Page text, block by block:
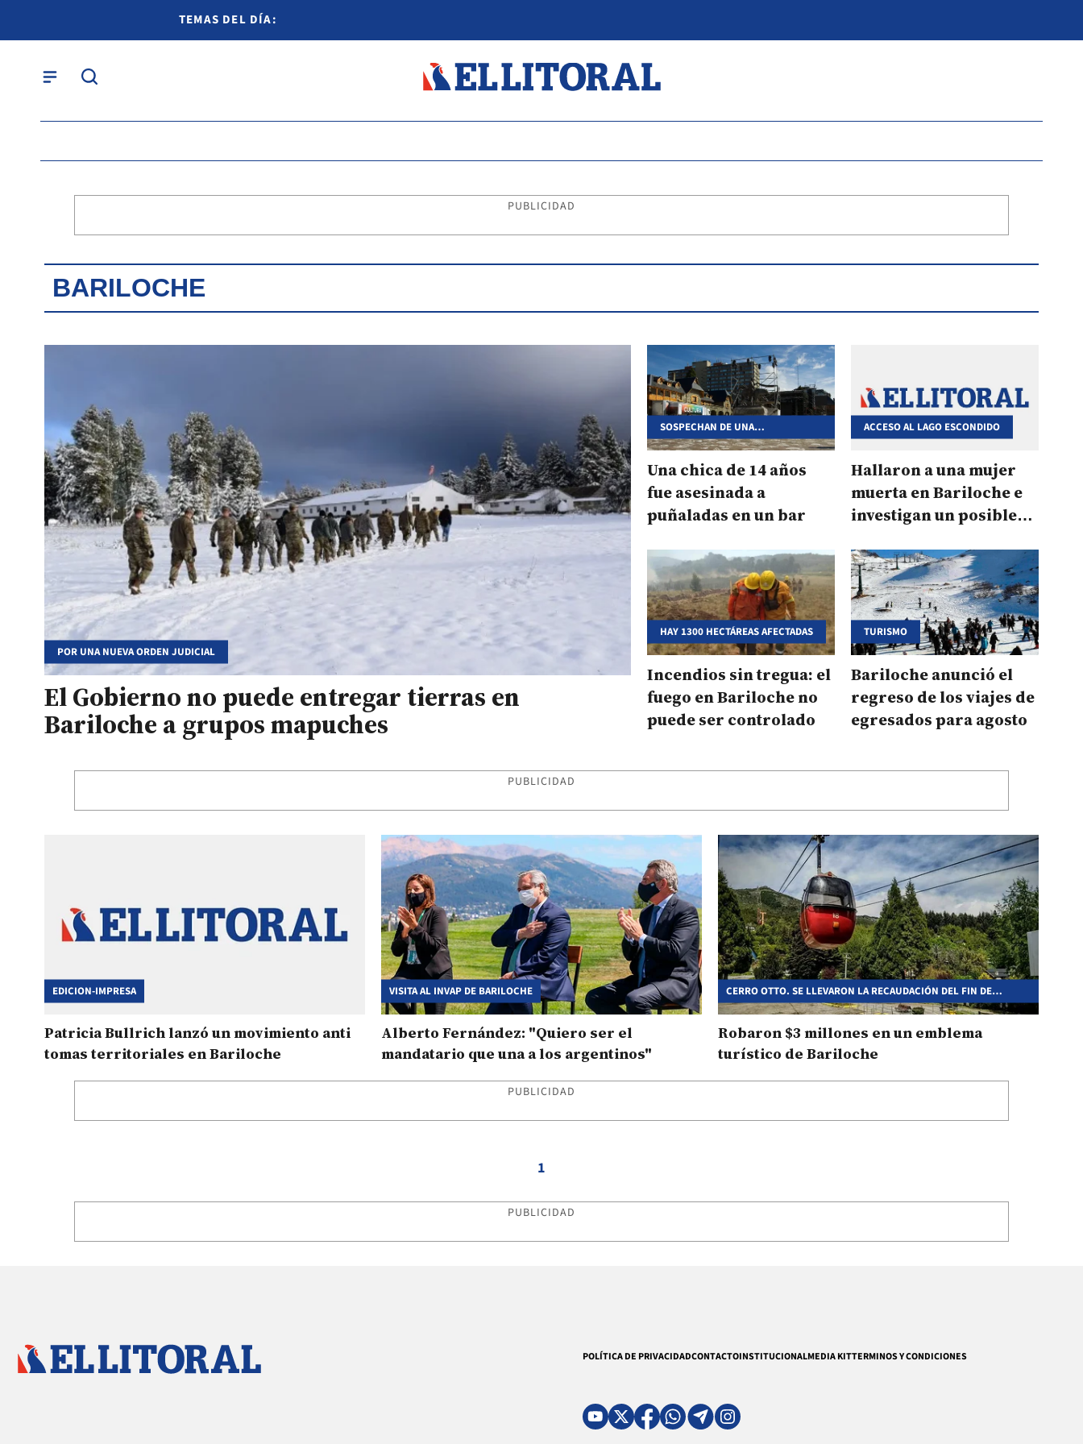
TEMAS DEL DÍA:
PUBLICIDAD
BARILOCHE
POR UNA NUEVA ORDEN JUDICIAL
El Gobierno no puede entregar tierras en
Bariloche a grupos mapuches
SOSPECHAN DE UNA
ADOLESCENTE
Una chica de 14 años
fue asesinada a
puñaladas en un bar
ACCESO AL LAGO ESCONDIDO
Hallaron a una mujer
muerta en Bariloche e
investigan un posible
HAY 1300 HECTÁREAS AFECTADAS
Incendios sin tregua: el
fuego en Bariloche no
puede ser controlado
TURISMO
Bariloche anunció el
regreso de los viajes de
egresados para agosto
PUBLICIDAD
EDICION-IMPRESA
Patricia Bullrich lanzó un movimiento anti
tomas territoriales en Bariloche
VISITA AL INVAP DE BARILOCHE
Alberto Fernández: "Quiero ser el
mandatario que una a los argentinos"
CERRO OTTO. SE LLEVARON LA RECAUDACIÓN DEL FIN DE
SEMANA LARGO
Robaron $3 millones en un emblema
turístico de Bariloche
PUBLICIDAD
1
PUBLICIDAD
POLÍTICA DE PRIVACIDADCONTACTOINSTITUCIONALMEDIA KITTERMINOS Y CONDICIONES